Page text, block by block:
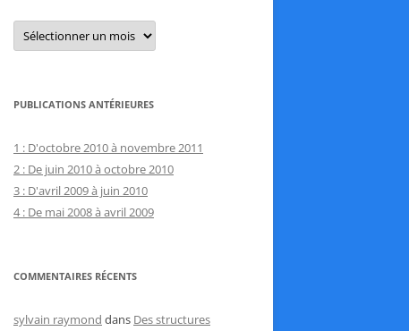
Archives
courantes
PUBLICATIONS ANTÉRIEURES
1 : D'octobre 2010 à novembre 2011
2 : De juin 2010 à octobre 2010
3 : D'avril 2009 à juin 2010
4 : De mai 2008 à avril 2009
COMMENTAIRES RÉCENTS
sylvain raymond dans Des structures